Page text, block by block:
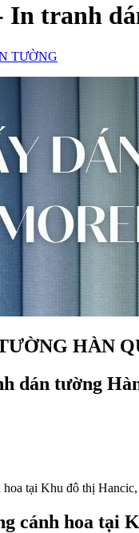
In tranh
TƯỜNG
HÀN
dán tường
cánh hoa tại